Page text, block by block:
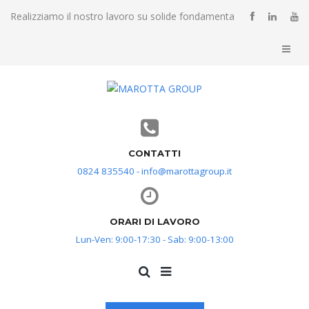
Realizziamo il nostro lavoro su solide fondamenta
CONTATTI
0824 835540 - info@marottagroup.it
ORARI DI LAVORO
Lun-Ven: 9:00-17:30 - Sab: 9:00-13:00